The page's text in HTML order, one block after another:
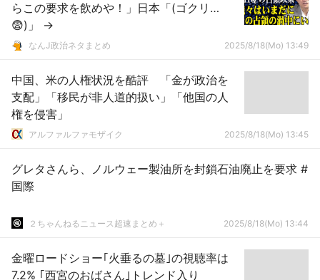
らこの要求を飲めや！」日本「(ゴクリ…
😨)」 →
なんJ政治ネタまとめ 2025/8/18(Mo) 13:49
中国、米の人権状況を酷評 「金が政治を
支配」「移民が非人道的扱い」「他国の人
権を侵害」
アルファルファモザイク 2025/8/18(Mo) 13:45
グレタさんら、ノルウェー製油所を封鎖石油廃止を要求 #
国際
２ちゃんねるニュース超速まとめ＋ 2025/8/18(Mo) 13:44
金曜ロードショー｢火垂るの墓｣の視聴率は
7.2% ｢西宮のおばさん｣トレンド入り